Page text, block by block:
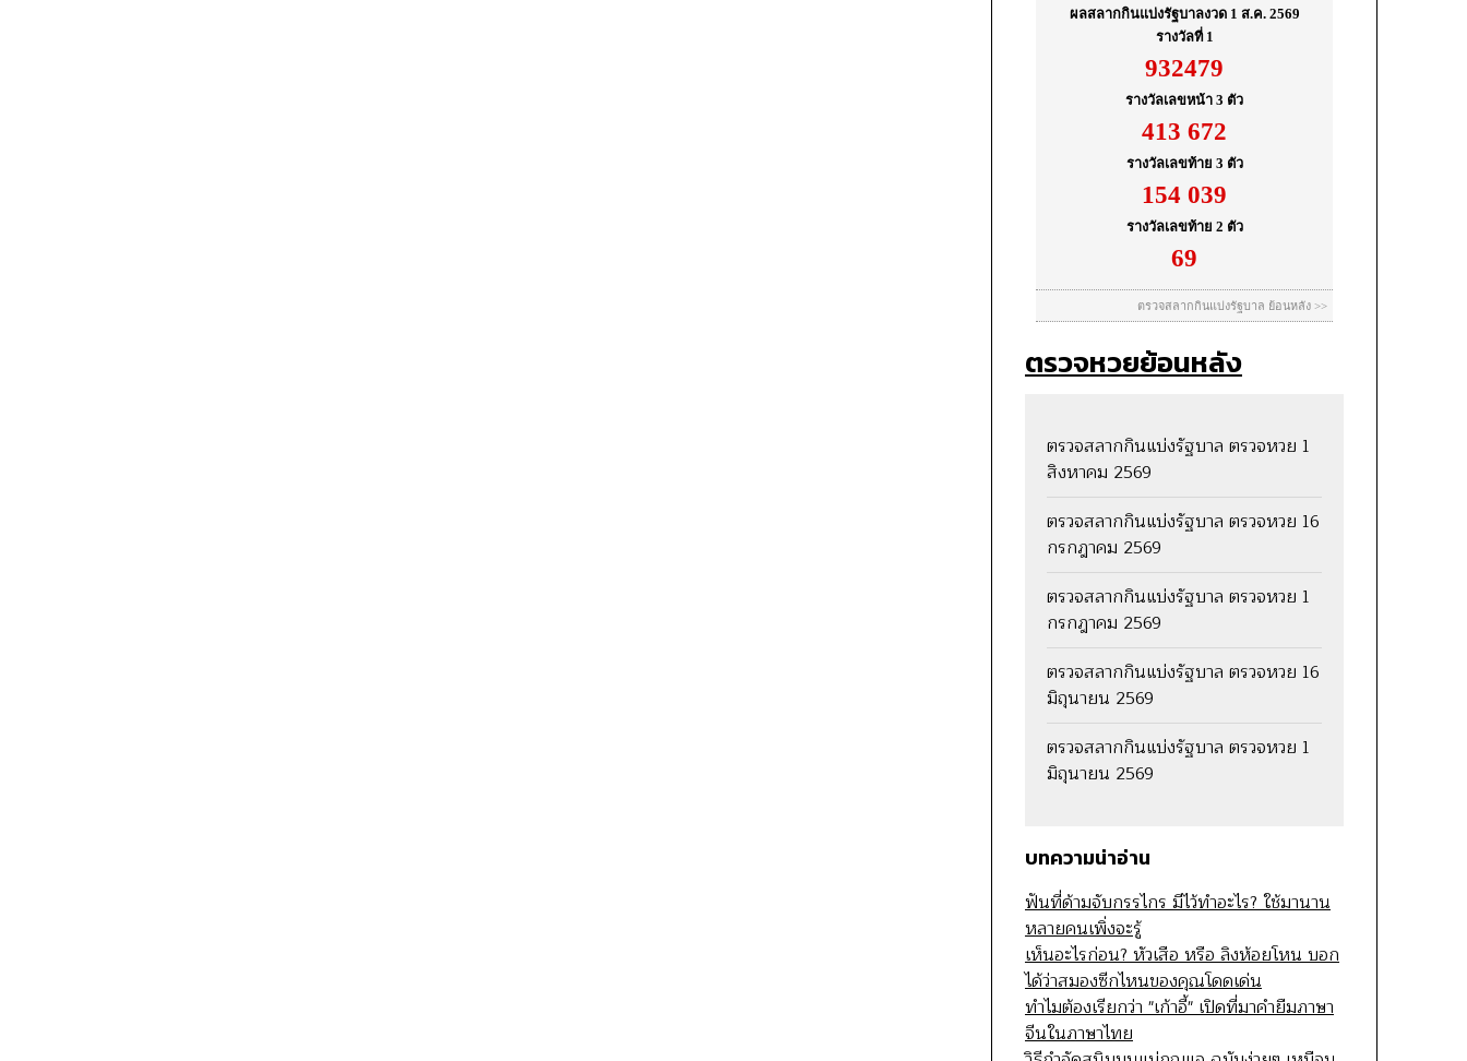
ตรวจหวยย้อนหลัง
ตรวจสลากกินแบ่งรัฐบาล ตรวจหวย 1
สิงหาคม 2569
ตรวจสลากกินแบ่งรัฐบาล ตรวจหวย 16
กรกฎาคม 2569
ตรวจสลากกินแบ่งรัฐบาล ตรวจหวย 1
กรกฎาคม 2569
ตรวจสลากกินแบ่งรัฐบาล ตรวจหวย 16
มิถุนายน 2569
ตรวจสลากกินแบ่งรัฐบาล ตรวจหวย 1
มิถุนายน 2569
บทความน่าอ่าน
ฟันที่ด้ามจับกรรไกร มีไว้ทำอะไร? ใช้มานาน
หลายคนเพิ่งจะรู้
เห็นอะไรก่อน? หัวเสือ หรือ ลิงห้อยโหน บอก
ได้ว่าสมองซีกไหนของคุณโดดเด่น
ทำไมต้องเรียกว่า "เก้าอี้" เปิดที่มาคำยืมภาษา
จีนในภาษาไทย